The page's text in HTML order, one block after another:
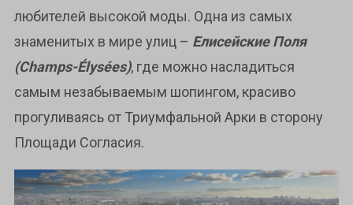
любителей высокой моды. Одна из самых
знаменитых в мире улиц – Елисейские Поля
(Champs-Élysées), где можно насладиться
самым незабываемым шопингом, красиво
прогуливаясь от Триумфальной Арки в сторону
Площади Согласия.